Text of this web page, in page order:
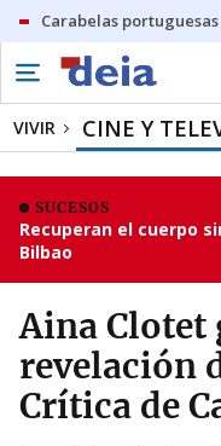
Carabelas portuguesas
VIVIR CINE Y
SUCESOS
Recuperan el cuerpo
Bilbao
Aina Clotet
revelación
Crítica de